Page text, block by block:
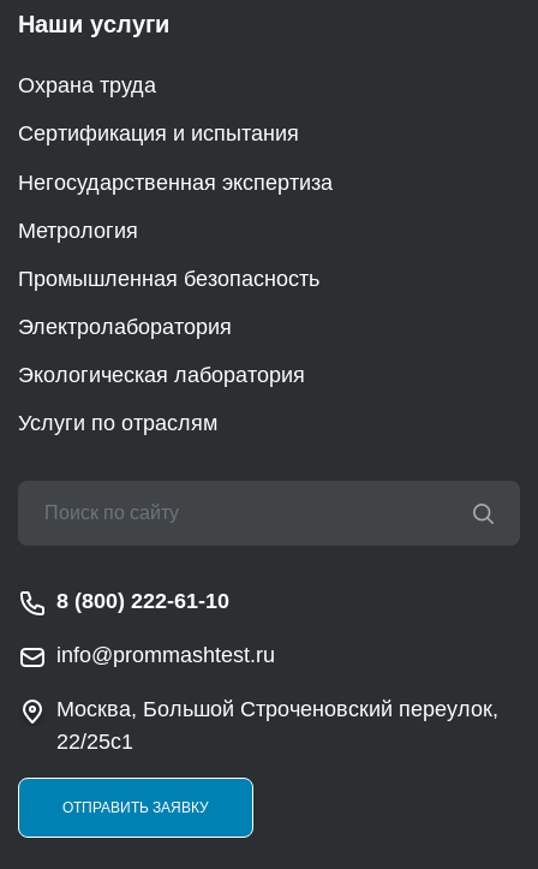
Наши услуги
Охрана труда
Сертификация и испытания
Негосударственная экспертиза
Метрология
Промышленная безопасность
Электролаборатория
Экологическая лаборатория
Услуги по отраслям
8 (800) 222-61-10
info@prommashtest.ru
Москва, Большой Строченовский переулок,
22/25с1
ОТПРАВИТЬ ЗАЯВКУ